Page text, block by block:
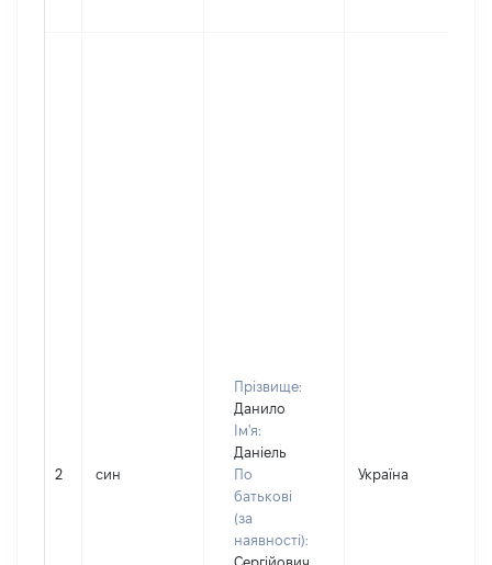
2 син
Прізвище:
Данило
Ім'я:
Даніель
По
батькові
(за
наявності):
Сергійович
Україна